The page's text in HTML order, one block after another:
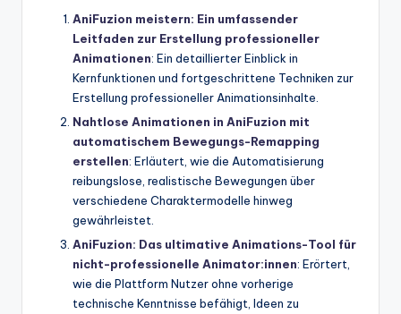
AniFuzion meistern: Ein umfassender
Leitfaden zur Erstellung professioneller
Animationen: Ein detaillierter Einblick in
Kernfunktionen und fortgeschrittene Techniken zur
Erstellung professioneller Animationsinhalte.
Nahtlose Animationen in AniFuzion mit
automatischem Bewegungs-Remapping
erstellen: Erläutert, wie die Automatisierung
reibungslose, realistische Bewegungen über
verschiedene Charaktermodelle hinweg
gewährleistet.
AniFuzion: Das ultimative Animations-Tool für
nicht-professionelle Animator:innen: Erörtert,
wie die Plattform Nutzer ohne vorherige
technische Kenntnisse befähigt, Ideen zu